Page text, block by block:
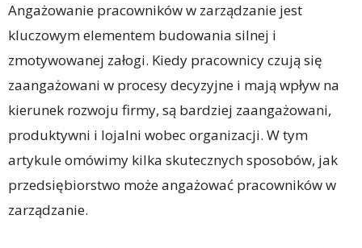
Angażowanie pracowników w zarządzanie jest
kluczowym elementem budowania silnej i
zmotywowanej załogi. Kiedy pracownicy czują się
zaangażowani w procesy decyzyjne i mają wpływ na
kierunek rozwoju firmy, są bardziej zaangażowani,
produktywni i lojalni wobec organizacji. W tym
artykule omówimy kilka skutecznych sposobów, jak
przedsiębiorstwo może angażować pracowników w
zarządzanie.